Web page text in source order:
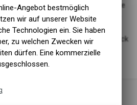
Griffprofil auf der Fingerseite
auf der Handflächenseite
Niveau der Digitalisierung.
Grössen erhältlich, mit Double Lock
Angebot bestmöglich
wir auf unserer Website
Technologien ein. Sie haben
zu welchen Zwecken wir
dürfen. Eine kommerzielle